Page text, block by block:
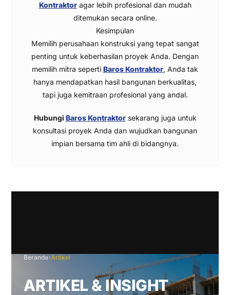
Kontraktoragar lebih profesional dan mudah
ditemukan secara online.
Kesimpulan
Memilih perusahaan konstruksi yang tepat sangat
penting untuk keberhasilan proyek Anda. Dengan
memilih mitra seperti Baros Kontraktor, Anda tak
hanya mendapatkan hasil bangunan berkualitas,
tapi juga kemitraan profesional yang andal.
Hubungi Baros Kontraktorsekarang juga untuk
konsultasi proyek Anda dan wujudkan bangunan
impian bersama tim ahli di bidangnya.
Beranda›Artikel
ARTIKEL & INSIGHT